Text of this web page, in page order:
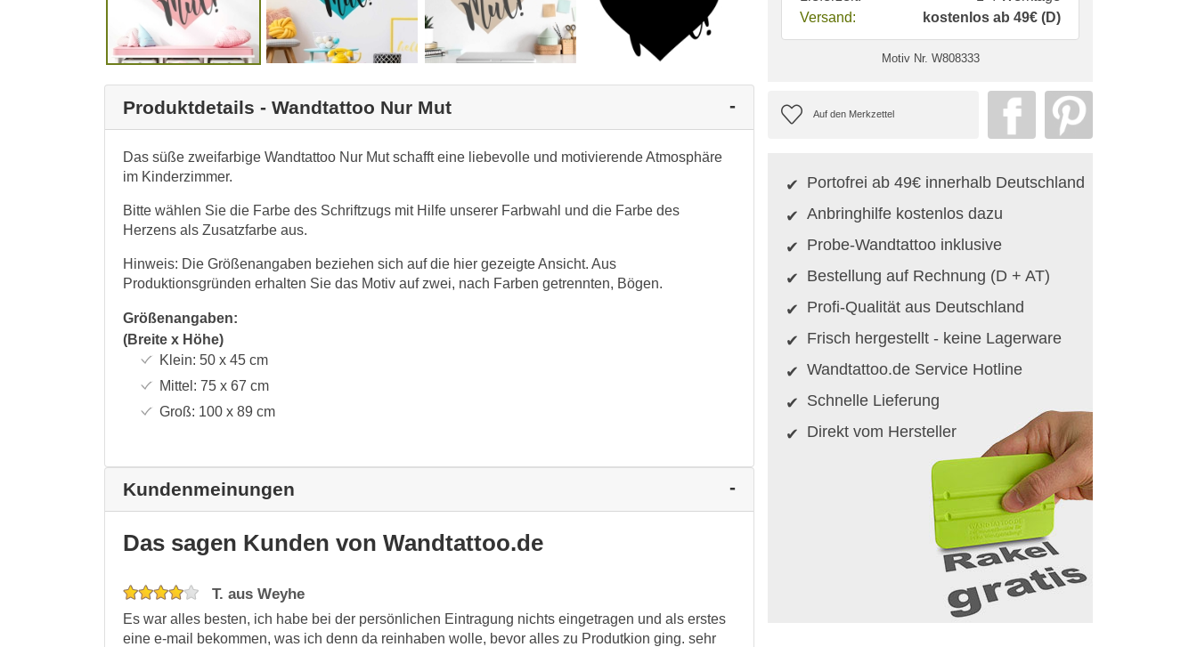
Produktdetails - Wandtattoo Nur Mut
Das süße zweifarbige Wandtattoo Nur Mut schafft eine liebevolle und motivierende Atmosphäre
im Kinderzimmer.
Bitte wählen Sie die Farbe des Schriftzugs mit Hilfe unserer Farbwahl und die Farbe des
Herzens als Zusatzfarbe aus.
Hinweis: Die Größenangaben beziehen sich auf die hier gezeigte Ansicht. Aus
Produktionsgründen erhalten Sie das Motiv auf zwei, nach Farben getrennten, Bögen.
Größenangaben:
(Breite x Höhe)
Klein: 50 x 45cm
Mittel: 75 x 67 cm
Groß: 100 x 89 cm
Kundenmeinungen
Das sagen Kunden von Wandtattoo.de
T. aus Weyhe
Es war alles besten, ich habe bei der persönlichen Eintragung nichts eingetragen und als erstes
eine e-mail bekommen, was ich denn da reinhaben wolle, bevor alles zu Produtkion ging. sehr
Versand:
kostenlos ab 49€ (D)
Motiv Nr. W808333
Portofrei ab 49€ innerhalb Deutschland
Anbringhilfe kostenlos dazu
Probe-Wandtattoo inklusive
Bestellung auf Rechnung (D + AT)
Profi-Qualität aus Deutschland
Frisch hergestellt - keine Lagerware
Wandtattoo.de Service Hotline
Schnelle Lieferung
Direkt vom Hersteller